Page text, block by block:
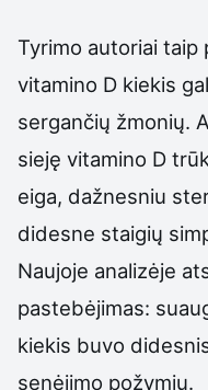
Tyrimo autoriai taip
vitamino D kiekis
sergančių žmonių.
sieję vitamino D
eiga, dažnesniu
didesne staigių
Naujoje analizėje
pastebėjimas:
kiekis buvo
senėjimo požymių.